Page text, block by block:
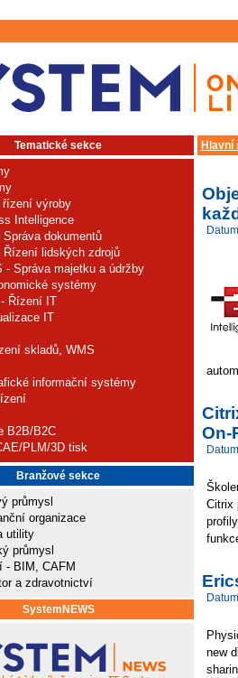
Tematické sekce
řízení výroby
Intelligence
Správa dokumentů
Řízení lidských zdrojů
- Správa majetku a údržby
systémy
Řízení IT
IT
skladů, WMS
informační systémy
B2B/B2C
PLM/3D tisk
Branžové sekce
průmysl
organizace
utility
průmysl
- BIM, CAFM
a zdravotnictví
SystemNEWS
Hlavní
On-
Citrix
new